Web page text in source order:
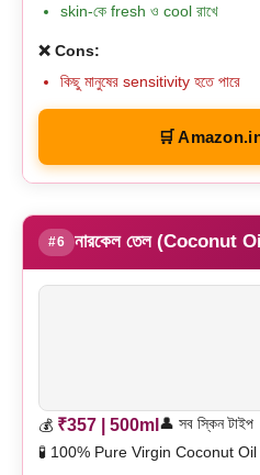
skin-কে fresh ও cool রাখে
❌ Cons:
কিছু মানুষের sensitivity হতে পারে
🛒
#6 নারকেল তেল (Coconut
💰 ₹357 | 500ml 👤 সব স্কিন টাইপ
🧪 100% Pure Virgin Coconut Oil